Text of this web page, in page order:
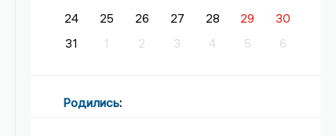
24
25 26 27 28 29
30
31
1 2 3 4 5 6
Родились: